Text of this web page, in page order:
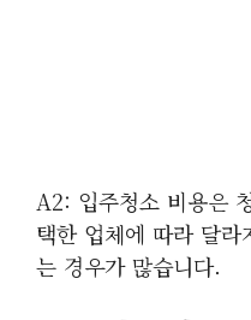
A2: 입주청소 비용은
택한 업체에 따라 달
는 경우가 많습니다.